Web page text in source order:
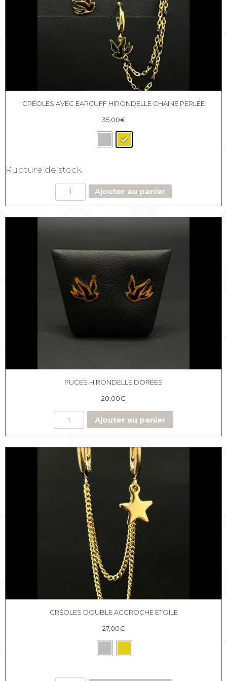
CRÉOLES AVEC EARCUFF HIRONDELLE CHAINE PERLÉE
35,00€
Rupture de stock
quantité
de
Créoles
perlée
Ajouter au panier
PUCES HIRONDELLE DORÉES
20,00€
Ajouter au panier
CRÉOLES DOUBLE ACCROCHE ETOILE
27,00€